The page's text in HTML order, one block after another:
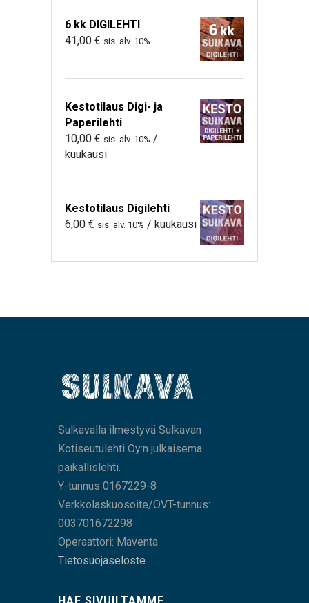
6 kk DIGILEHTI
41,00 € sis. alv. 10%
Kestotilaus Digi- ja
Paperilehti
10,00 € sis. alv. 10% /
kuukausi
Kestotilaus Digilehti
6,00 € sis. alv. 10% / kuukausi
Sulkavalla ilmestyvä Sulkavan
Kotiseutulehti Oy:n julkaisema
paikallislehti.
Y-tunnus 0167229-8
Verkkolaskuosoite/OVT-tunnus:
003701672298
Operaattori: Maventa
Tietosuojaseloste
HAE SIVUILTAMME